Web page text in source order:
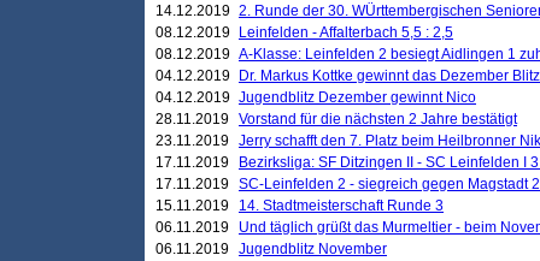
14.12.2019 2. Runde der 30. WÜrttembergischen
08.12.2019
Leinfelden - Affalterbach 5,5 : 2,5
08.12.2019 A-Klasse: Leinfelden 2 besiegt Aidlingen 1
04.12.2019
Dr. Markus Kottke gewinnt das Dezember
04.12.2019 Jugendblitz Dezember gewinnt Nico
28.11.2019 Vorstand für die nächsten 2 Jahre bestätigt
23.11.2019 Jerry schafft den 7. Platz beim Heilbronner
17.11.2019
Bezirksliga: SF Ditzingen II - SC Leinfelden I
17.11.2019 SC-Leinfelden 2 - siegreich gegen Magstadt 2
15.11.2019
14. Stadtmeisterschaft Runde 3
06.11.2019
Und täglich grüßt das Murmeltier - beim
06.11.2019 Jugendblitz November